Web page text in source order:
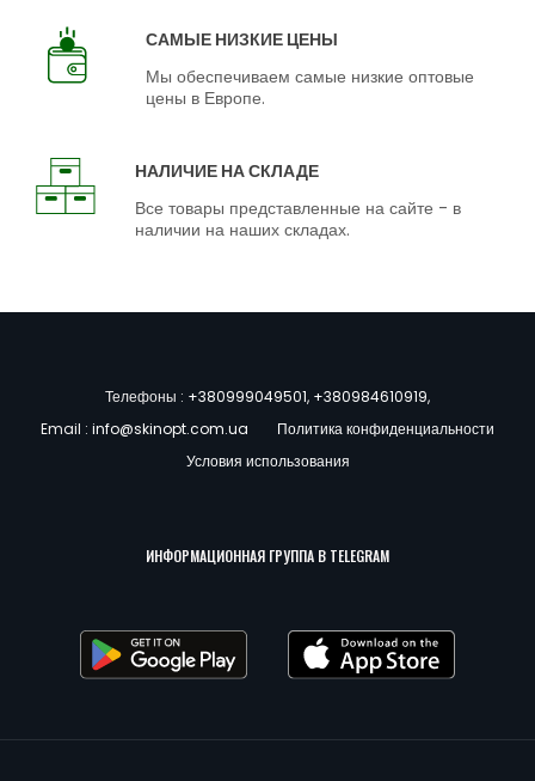
САМЫЕ НИЗКИЕ ЦЕНЫ
Мы обеспечиваем самые низкие оптовые
цены в Европе.
НАЛИЧИЕ НА СКЛАДЕ
Все товары представленные на сайте - в
наличии на наших складах.
Телефоны : +380999049501, +380984610919,
Email : info@skinopt.com.ua
Политика конфиденциальности
Условия использования
ИНФОРМАЦИОННАЯ ГРУППА В TELEGRAM